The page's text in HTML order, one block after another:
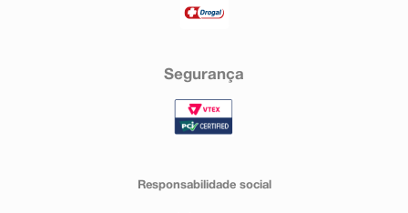
Segurança
Responsabilidade social